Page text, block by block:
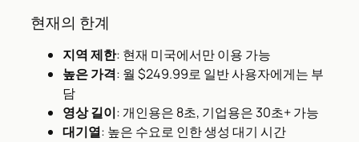
현재의 한계
지역 제한: 현재 미국에서만 이용 가능
높은 가격: 월 $249.99로 일반 사용자에게는 부
담
영상 길이: 개인용은 8초, 기업용은 30초+ 가능
대기열: 높은 수요로 인한 생성 대기 시간